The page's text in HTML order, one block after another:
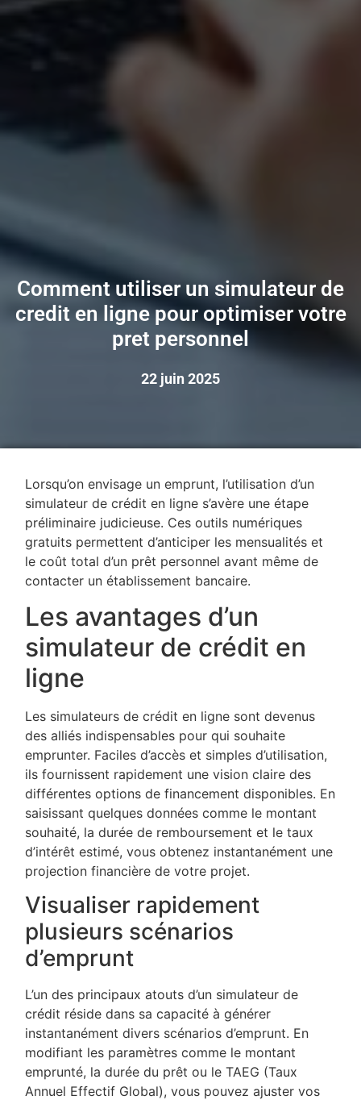
Comment utiliser un simulateur de
credit en ligne pour optimiser votre
pret personnel
22 juin 2025
Lorsqu’on envisage un emprunt, l’utilisation d’un
simulateur de crédit en ligne s’avère une étape
préliminaire judicieuse. Ces outils numériques
gratuits permettent d’anticiper les mensualités et
le coût total d’un prêt personnel avant même de
contacter un établissement bancaire.
Les avantages d’un
simulateur de crédit en
ligne
Les simulateurs de crédit en ligne sont devenus
des alliés indispensables pour qui souhaite
emprunter. Faciles d’accès et simples d’utilisation,
ils fournissent rapidement une vision claire des
différentes options de financement disponibles. En
saisissant quelques données comme le montant
souhaité, la durée de remboursement et le taux
d’intérêt estimé, vous obtenez instantanément une
projection financière de votre projet.
Visualiser rapidement
plusieurs scénarios
d’emprunt
L’un des principaux atouts d’un simulateur de
crédit réside dans sa capacité à générer
instantanément divers scénarios d’emprunt. En
modifiant les paramètres comme le montant
emprunté, la durée du prêt ou le TAEG (Taux
Annuel Effectif Global), vous pouvez ajuster vos